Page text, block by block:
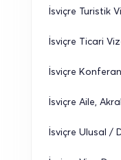
İsviçre Turistik
İsviçre Ticari
İsviçre
İsviçre Aile,
İsviçre Ulusal /